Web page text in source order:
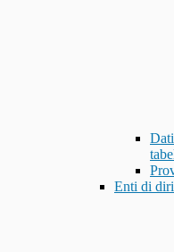
Enti di